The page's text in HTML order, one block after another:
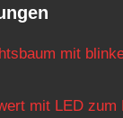
mit
mit LED zum